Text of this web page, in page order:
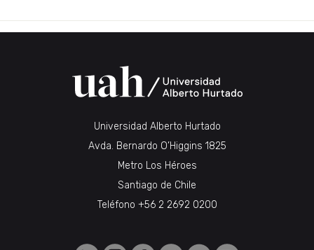
Universidad Alberto Hurtado
Avda. Bernardo O’Higgins 1825
Metro Los Héroes
Santiago de Chile
Teléfono +56 2 2692 0200